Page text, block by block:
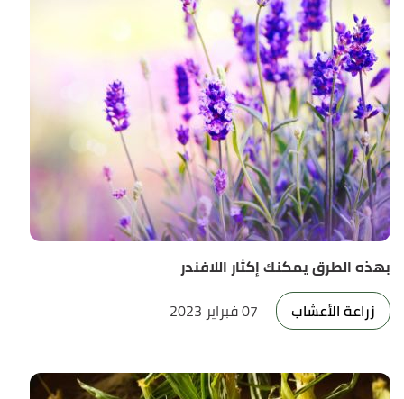
بهذه الطرق يمكنك إكثار اللافندر
زراعة الأعشاب
07 فبراير 2023